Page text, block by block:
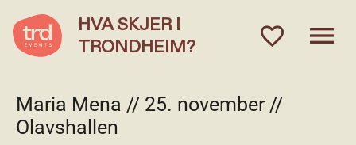
HVA SKJER I
TRONDHEIM?
favorite_outlinedmenu
Maria Mena // 25. november //
Olavshallen